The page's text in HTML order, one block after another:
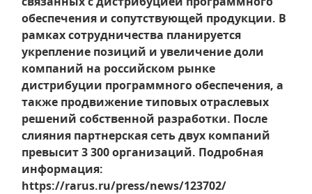
обеспечения и сопутствующей продукции. В
рамках сотрудничества планируется
укрепление позиций и увеличение доли
компаний на российском рынке
дистрибуции программного обеспечения, а
также продвижение типовых отраслевых
решений собственной разработки. После
слияния партнерская сеть двух компаний
превысит 3 300 организаций. Подробная
информация:
https://rarus.ru/press/news/123702/